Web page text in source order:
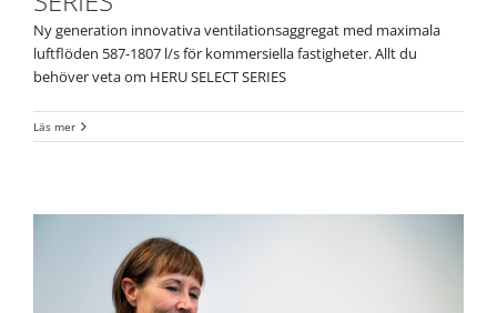
Ny generation innovativa ventilationsaggregat med maximala
luftflöden 587-1807 l/s för kommersiella fastigheter. Allt du
behöver veta om HERU SELECT SERIES
Läs mer